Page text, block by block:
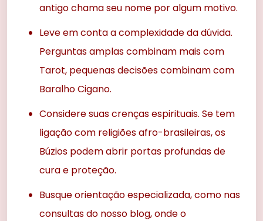
antigo chama seu nome por algum motivo.
Leve em conta a complexidade da dúvida.
Perguntas amplas combinam mais com
Tarot, pequenas decisões combinam com
Baralho Cigano.
Considere suas crenças espirituais. Se tem
ligação com religiões afro-brasileiras, os
Búzios podem abrir portas profundas de
cura e proteção.
Busque orientação especializada, como nas
consultas do nosso blog, onde o